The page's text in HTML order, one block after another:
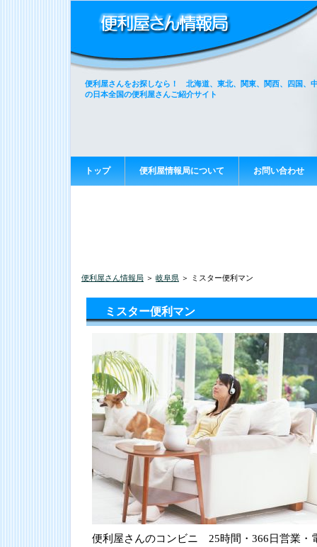
便利屋さんをお探しなら！ 北海道、東北、関東、関西、四国、
の日本全国の便利屋さんご紹介サイト
トップ 便利屋情報局について お問い合わせ
便利屋さん情報局 ＞ 岐阜県 ＞ ミスター便利マン
ミスター便利マン
便利屋さんのコンビニ 25時間・366日営業・